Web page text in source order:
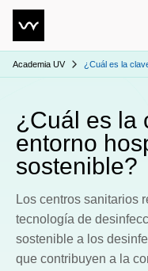
Academia UV ¿Cuál es la
¿Cuál es la
entorno
sostenible?
Los centros sanitarios
tecnología de
sostenible a los
que contribuyen a la